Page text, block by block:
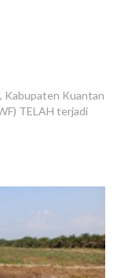
Kabupaten Kuantan
TELAH terjadi